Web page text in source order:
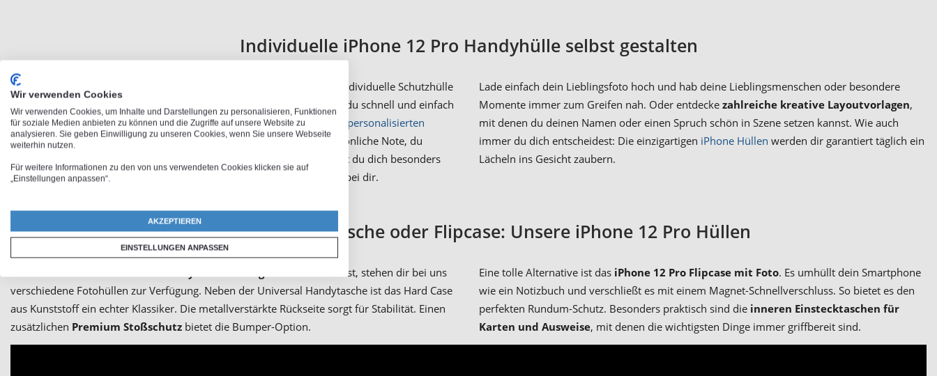
Individuelle iPhone 12 Pro Handyhülle selbst gestalten
Mach dein Smartphone zum einzigartigen Eyecatcher und lass deine individuelle Schutzhülle
mit Foto, Namen oder Wunschtext bedrucken. Mit Photofancy kannst du schnell und einfach
deine individuelleiPhone 12 Pro Tasche selbst gestalten . Mit einer personalisierten
Handyhülleverleihst du deinem Handy nicht nur eine besonders persönliche Note, du
schützt es auch vor Kratzern und anderen Beschädigungen. So erfreust du dich besonders
lange an deinem iPhone 12 Pro. Die Wahl des Motivs liegt dabei ganz bei dir.
Lade einfach dein Lieblingsfoto hoch und hab deine Lieblingsmenschen oder besondere
Momente immer zum Greifen nah. Oder entdecke zahlreiche kreative Layoutvorlagen,
mit denen du deinen Namen oder einen Spruch schön in Szene setzen kannst. Wie auch
immer du dich entscheidest: Die einzigartigen iPhone Hüllen werden dir garantiert täglich ein
Lächeln ins Gesicht zaubern.
Fotohülle, Handytasche oder Flipcase: Unsere iPhone 12 Pro Hüllen
möchtest, stehen dir bei uns
verschiedene Fotohüllen zur Verfügung. Neben der Universal Handytasche ist das Hard Case
aus Kunststoff ein echter Klassiker. Die metallverstärkte Rückseite sorgt für Stabilität. Einen
zusätzlichen Premium Stoßschutz bietet die Bumper-Option.
Eine tolle Alternative ist das iPhone 12 Pro Flipcase mit Foto. Es umhüllt dein Smartphone
wie ein Notizbuch und verschließt es mit einem Magnet-Schnellverschluss. So bietet es den
perfekten Rundum-Schutz. Besonders praktisch sind die inneren Einstecktaschen für
Karten und Ausweise, mit denen die wichtigsten Dinge immer griffbereit sind.
Wir verwenden Cookies
Wir verwenden Cookies, um Inhalte und Darstellungen zu personalisieren, Funktionen
für soziale Medien anbieten zu können und die Zugriffe auf unsere Website zu
analysieren. Sie geben Einwilligung zu unseren Cookies, wenn Sie unsere Webseite
weiterhin nutzen.
Für weitere Informationen zu den von uns verwendeten Cookies klicken sie auf
„Einstellungen anpassen“.
AKZEPTIEREN
EINSTELLUNGEN ANPASSEN